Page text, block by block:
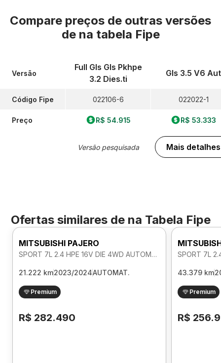
Compare preços de outras versões
de na tabela Fipe
Versão
Código Fipe
Preço
Full Gls Gls Pkhpe
3.2 Dies.ti
022106-6
R$ 54.915
Versão pesquisada
Gls 3.5 V6 Aut
022022-1
R$ 53.333
Mais detalhes
Ofertas similares de na Tabela Fipe
MITSUBISHI PAJERO
SPORT 7L 2.4 HPE 16V DIE 4WD AUTOMATICO
21.222 km2023/2024AUTOMAT.
Premium
R$ 282.490
43.379 km
Premium
R$